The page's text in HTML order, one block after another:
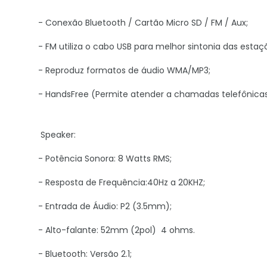
- Conexão Bluetooth / Cartão Micro SD / FM / Aux;
- FM utiliza o cabo USB para melhor sintonia das
- Reproduz formatos de áudio WMA/MP3;
- HandsFree (Permite atender a chamadas
Speaker:
- Potência Sonora: 8 Watts RMS;
- Resposta de Frequência:40Hz a 20KHZ;
- Entrada de Áudio: P2 (3.5mm);
- Alto-falante: 52mm (2pol) 4 ohms.
- Bluetooth: Versão 2.1;